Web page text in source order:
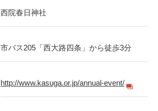
西院春日神社
市バス205「西大路四条」から徒歩3分
http://www.kasuga.or.jp/annual-event/